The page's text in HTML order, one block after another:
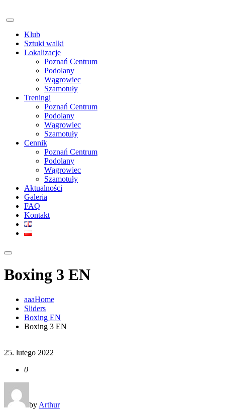
Klub
Sztuki walki
Lokalizacje
Poznań Centrum
Podolany
Wągrowiec
Szamotuły
Treningi
Poznań Centrum
Podolany
Wągrowiec
Szamotuły
Cennik
Poznań Centrum
Podolany
Wągrowiec
Szamotuły
Aktualności
Galeria
FAQ
Kontakt
Boxing 3 EN
aaaHome
Sliders
Boxing EN
Boxing 3 EN
25. lutego 2022
0
by Arthur